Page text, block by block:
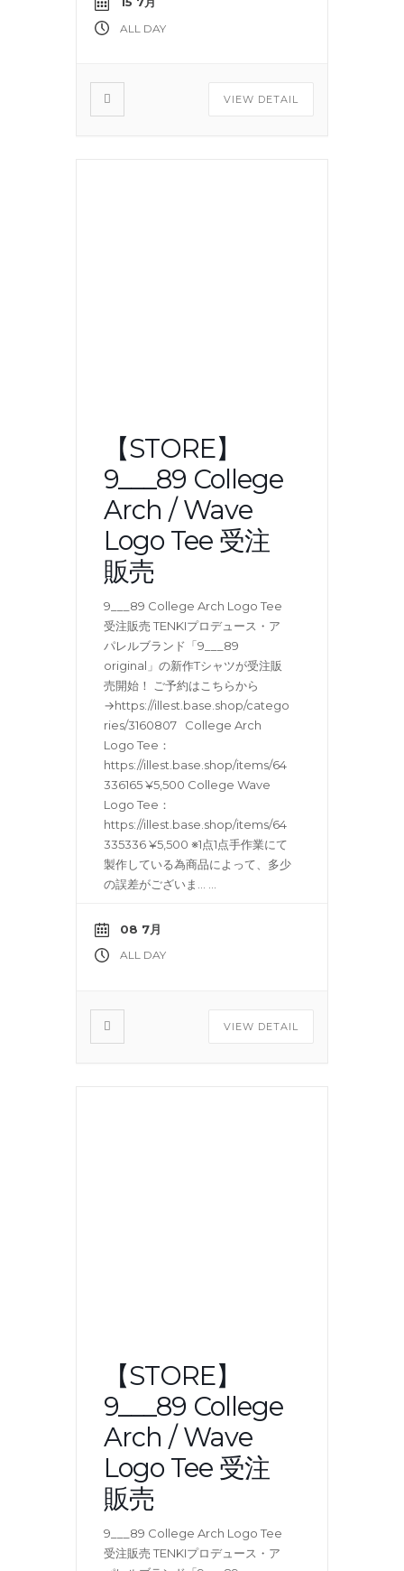
ALL DAY
VIEW DETAIL
【STORE】
9___89 College
Arch / Wave
Logo Tee 受注
販売
9___89 College Arch Logo Tee
受注販売 TENKIプロデュース・ア
パレルブランド「9___89
original」の新作Tシャツが受注販
売開始！ ご予約はこちらから
→https://illest.base.shop/catego
ries/3160807 College Arch
Logo Tee：
https://illest.base.shop/items/64
336165 ¥5,500 College Wave
Logo Tee：
https://illest.base.shop/items/64
335336 ¥5,500 ※1点1点手作業にて
製作している為商品によって、多少
の誤差がございま…
08 7月
ALL DAY
VIEW DETAIL
【STORE】
9___89 College
Arch / Wave
Logo Tee 受注
販売
9___89 College Arch Logo Tee
受注販売 TENKIプロデュース・ア